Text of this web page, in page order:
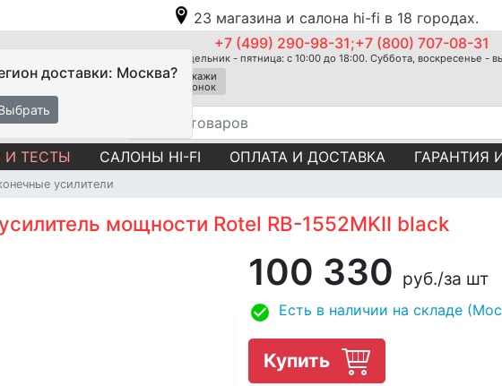
23 магазина и салона hi-fi в 18 городах.
доставки: Москва?
+7 (499) 290-98-31;+7 (800) 707-08-31
Понедельник - пятница: с 10:00 до 18:00. Суббота, воскресенье -
Закажи
звонок
И ТЕСТЫ САЛОНЫ HI-FI ОПЛАТА И ДОСТАВКА ГАРАНТИЯ
усилители
мощности Rotel RB-1552MKII black
100 330 руб./за шт
Есть в наличии на складе
Купить